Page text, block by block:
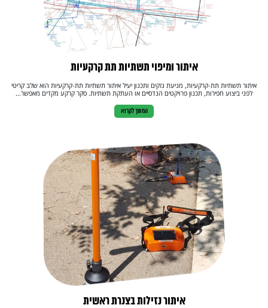
איתור ומיפוי תשתיות תת קרקעיות
איתור תשתיות תת-קרקעיות, מניעת נזקים ותכנון יעיל איתור תשתיות תת-קרקעיות הוא שלב קריטי
לפני ביצוע חפירות, תכנון פרויקטים הנדסיים או העתקת תשתיות. סקר קרקע מקדים מאפשר...
המשך לקרוא
איתור נזילות בצנרת ראשית